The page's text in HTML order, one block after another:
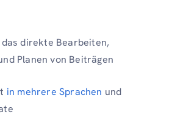
direkte Bearbeiten,
Planen von Beiträgen
in mehrere Sprachen und